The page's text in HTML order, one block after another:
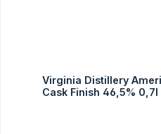
Virginia Distillery
Cask Finish 46,5% 0,7l